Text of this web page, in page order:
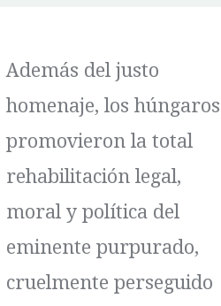
Además del justo
homenaje, los húngaros
promovieron la total
rehabilitación legal,
moral y política del
eminente purpurado,
cruelmente perseguido